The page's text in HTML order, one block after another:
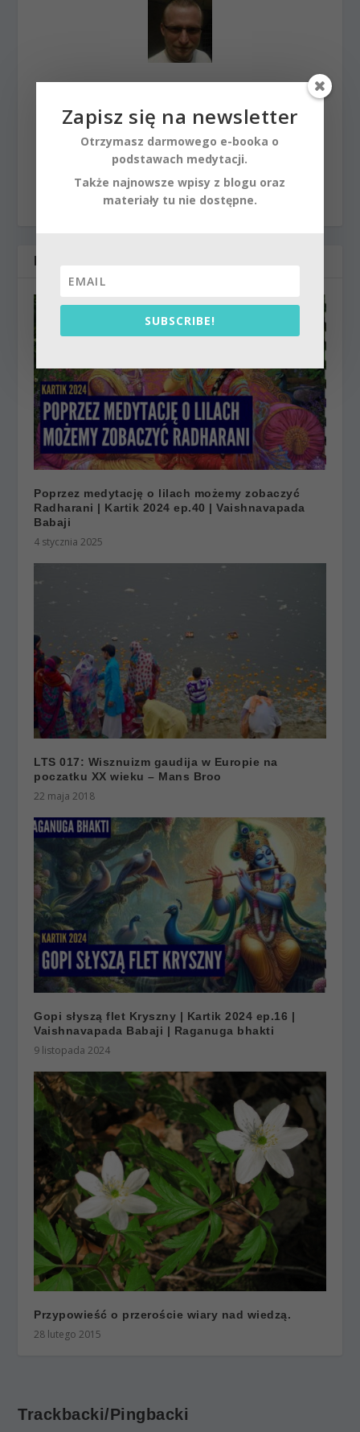
jogin, nauczyciel medytacji, wydawca, podróżnik,
przedsiębiorca, aktywista. Urodzony w 1972.
Zainteresowanie filozofią Wschodu kultywuje od 1987
roku. Praktykuje w tradycji bhakti.
Poprzez medytację o lilach możemy zobaczyć
Radharani | Kartik 2024 ep.40 | Vaishnavapada
Babaji
4 stycznia 2025
LTS 017: Wisznuizm gaudija w Europie na
poczatku XX wieku – Mans Broo
22 maja 2018
Gopi słyszą flet Kryszny | Kartik 2024 ep.16 |
Vaishnavapada Babaji | Raganuga bhakti
9 listopada 2024
Przypowieść o przeroście wiary nad wiedzą.
28 lutego 2015
Trackbacki/Pingbacki
Zapisz się na newsletter
Otrzymasz darmowego e-booka o
podstawach medytacji.
Także najnowsze wpisy z blogu oraz
materiały tu nie dostępne.
SUBSCRIBE!